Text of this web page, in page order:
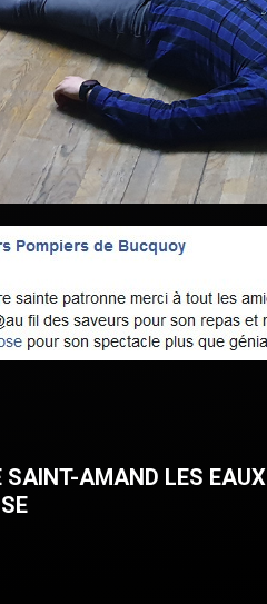
SAINT-AMAND LES EAUX